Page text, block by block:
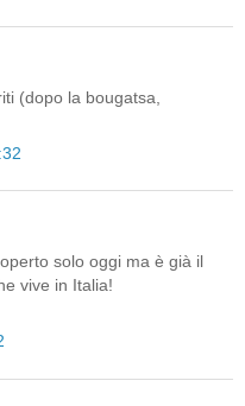
(dopo la bougatsa,
solo oggi ma è già il
vive in Italia!